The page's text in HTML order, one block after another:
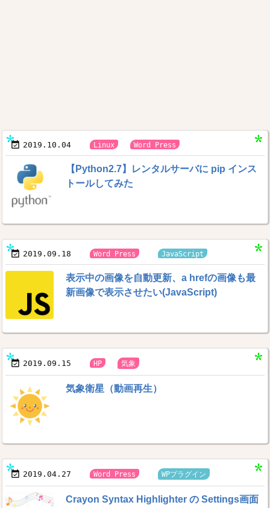
 2019.10.04 Linux Word Press
【Python2.7】レンタルサーバに pip インス
トールしてみた
 2019.09.18 Word Press JavaScript
表示中の画像を自動更新、a hrefの画像も最
新画像で表示させたい(JavaScript)
 2019.09.15 HP 気象
気象衛星（動画再生）
 2019.04.27 Word Press WPプラグイン
Crayon Syntax Highlighter の Settings画面